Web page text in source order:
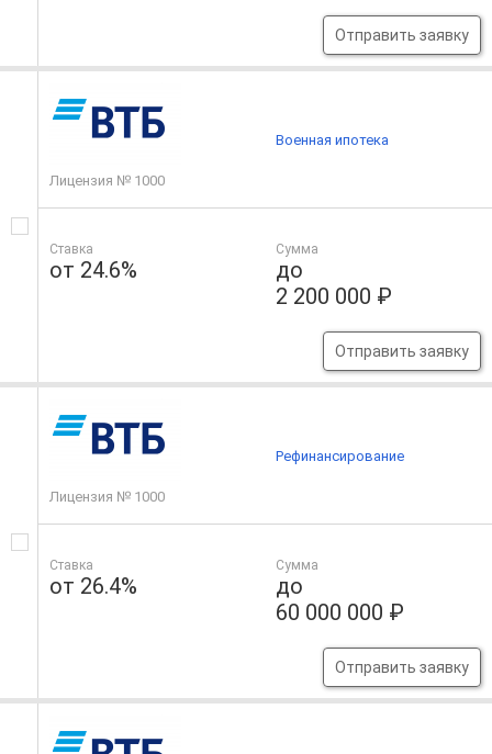
Отправить заявку
Лицензия № 1000
Ставка
от 24.6%
Сумма
до
2 200 000 ₽
Отправить заявку
Военная ипотека
Лицензия № 1000
Ставка
от 26.4%
Сумма
до
60 000 000 ₽
Отправить заявку
Рефинансирование